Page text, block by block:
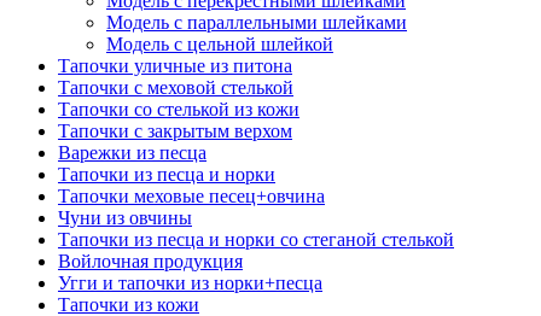
Модель с параллельными шлейками
Модель с цельной шлейкой
Тапочки уличные из питона
Тапочки с меховой стелькой
Тапочки со стелькой из кожи
Тапочки с закрытым верхом
Варежки из песца
Тапочки из песца и норки
Тапочки меховые песец+овчина
Чуни из овчины
Тапочки из песца и норки со стеганой стелькой
Войлочная продукция
Угги и тапочки из норки+песца
Тапочки из кожи